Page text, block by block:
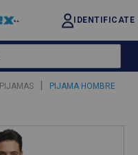
IDENTIFICATE
PIJAMAS |
PIJAMA HOMBRE